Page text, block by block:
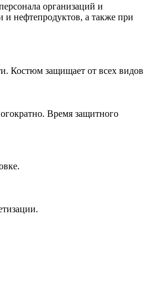
организаций и
и нефтепродуктов, а также при
Костюм защищает от всех видов
Время защитного